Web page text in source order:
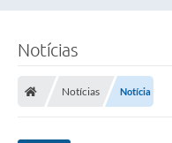
Notícias
Notícias Notícia